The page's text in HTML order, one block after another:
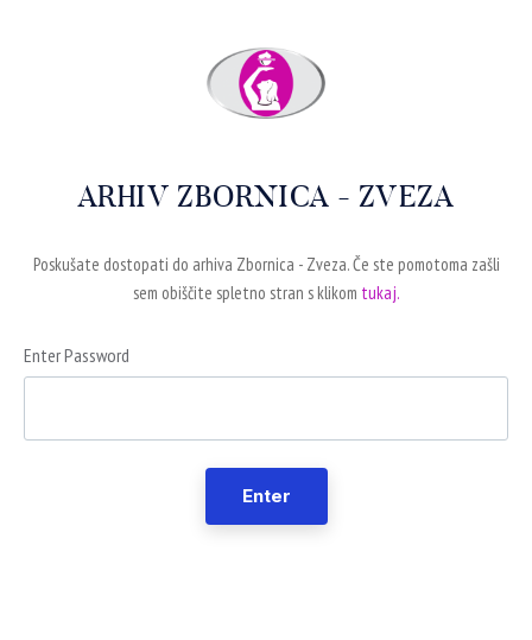
ARHIV ZBORNICA - ZVEZA
Poskušate dostopati do arhiva Zbornica - Zveza. Če ste pomotoma zašli
sem obiščite spletno stran s klikom tukaj.
Enter Password
Enter